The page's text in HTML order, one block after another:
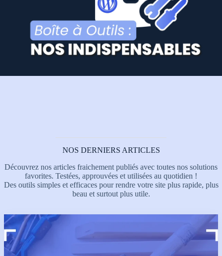
NOS DERNIERS ARTICLES
Découvrez nos articles fraichement publiés avec toutes nos solutions
favorites. Testées, approuvées et utilisées au quotidien !
Des outils simples et efficaces pour rendre votre site plus rapide, plus
beau et surtout plus utile.